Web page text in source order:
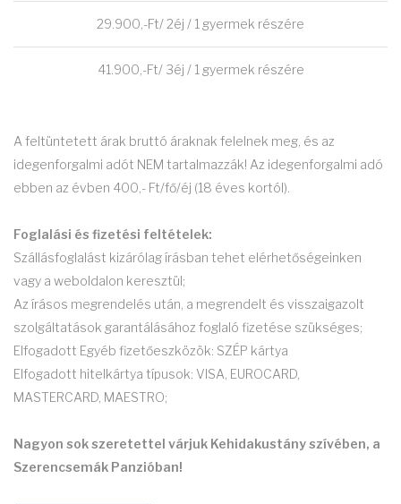
29.900,-Ft/ 2éj / 1 gyermek részére
41.900,-Ft/ 3éj / 1 gyermek részére
A feltüntetett árak bruttó áraknak felelnek meg, és az
idegenforgalmi adót NEM tartalmazzák! Az idegenforgalmi adó
ebben az évben 400,- Ft/fő/éj (18 éves kortól).
Foglalási és fizetési feltételek:
Szállásfoglalást kizárólag írásban tehet elérhetőségeinken
vagy a weboldalon keresztül;
Az írásos megrendelés után, a megrendelt és visszaigazolt
szolgáltatások garantálásához foglaló fizetése szükséges;
Elfogadott Egyéb fizetőeszközök: SZÉP kártya
Elfogadott hitelkártya típusok: VISA, EUROCARD,
MASTERCARD, MAESTRO;
Nagyon sok szeretettel várjuk Kehidakustány szívében, a
Szerencsemák Panzióban!